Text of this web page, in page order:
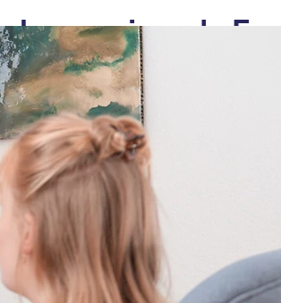
zuweisende
oft schon seit längerem,
im Behandlungsprozess. Ihre
auszuwählen
einzuordnen
zu klären
sich als
Partner im
auf Augenhöhe.